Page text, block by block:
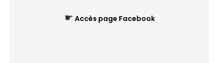
☛ Accès page Facebook